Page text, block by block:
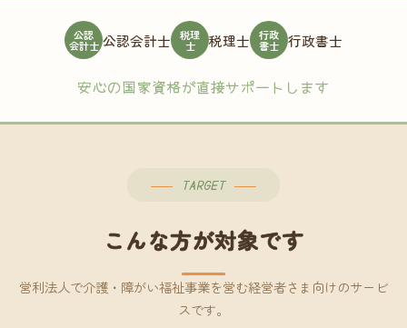
公認
会計士 公認会計士 税理
士 税理士 行政
書士 行政書士
安心の国家資格が直接サポートします
TARGET
こんな方が対象です
営利法人で介護・障がい福祉事業を営む経営者さま向けのサービ
スです。